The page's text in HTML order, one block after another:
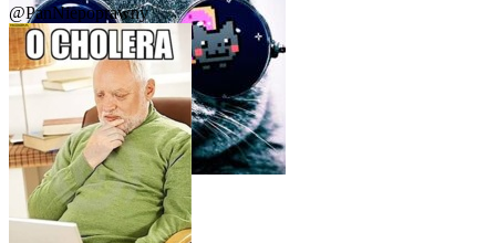
@PanNiepoprawny